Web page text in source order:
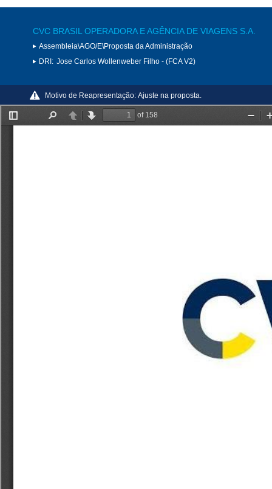
CVC BRASIL OPERADORA E AGÊNCIA DE VIAGENS S.A.
Assembleia\AGO/E\Proposta da Administração
DRI: Jose Carlos Wollenweber Filho - (FCA V2)
Motivo de Reapresentação: Ajuste na proposta.